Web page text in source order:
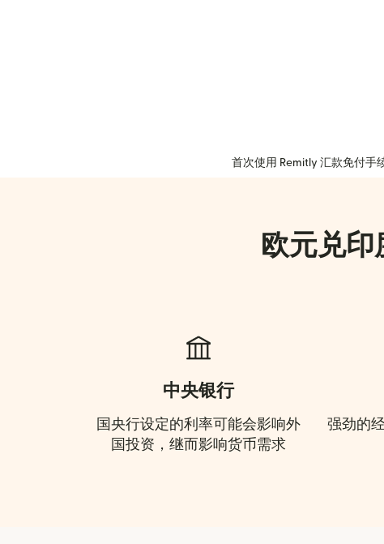
首次使用 Remitly 汇款免付手
欧元兑
中央银行
国央行设定的利率可能会影响外
国投资，继而影响货币需求
强劲的